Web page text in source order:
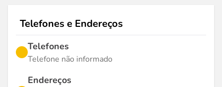
Telefones e Endereços
Telefones
Telefone não informado
Endereços